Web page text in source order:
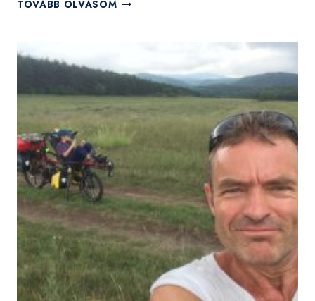
TOVÁBB OLVASOM
HÍV”